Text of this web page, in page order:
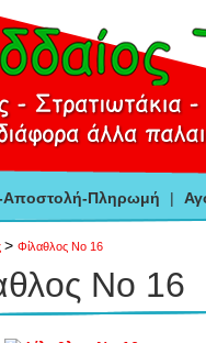
Αποστολή-Πληρωμή |
> Φίλαθλος Νο 16
Νο 16